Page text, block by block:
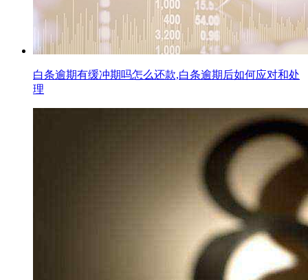
白条逾期有缓冲期吗怎么还款,白条逾期后如何应对和处
理